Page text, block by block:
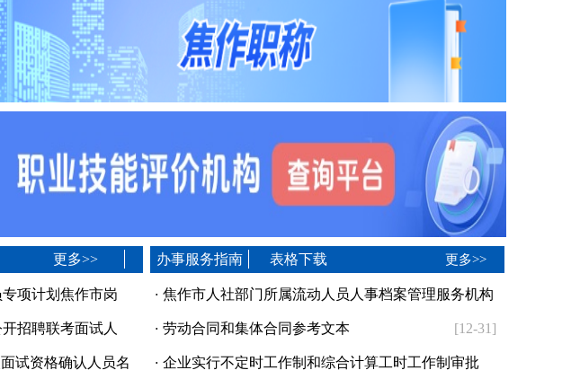
更多>>
项计划焦作市岗
招聘联考面试人
试资格确认人员名
办事服务指南 表格下载 更多>>
· 焦作市人社部门所属流动人员人事档案管理服务机构
· 劳动合同和集体合同参考文本 [12-31]
· 企业实行不定时工作制和综合计算工时工作制审批